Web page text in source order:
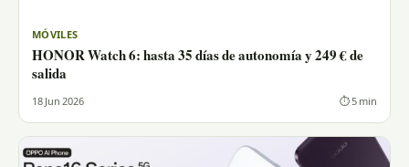
MÓVILES
HONOR Watch 6: hasta 35 días de autonomía y 249 € de
salida
18 Jun 2026 ⏱ 5 min